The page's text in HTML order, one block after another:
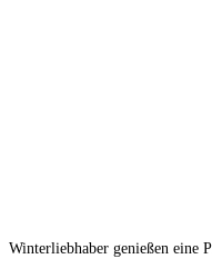
Winterliebhaber genießen eine